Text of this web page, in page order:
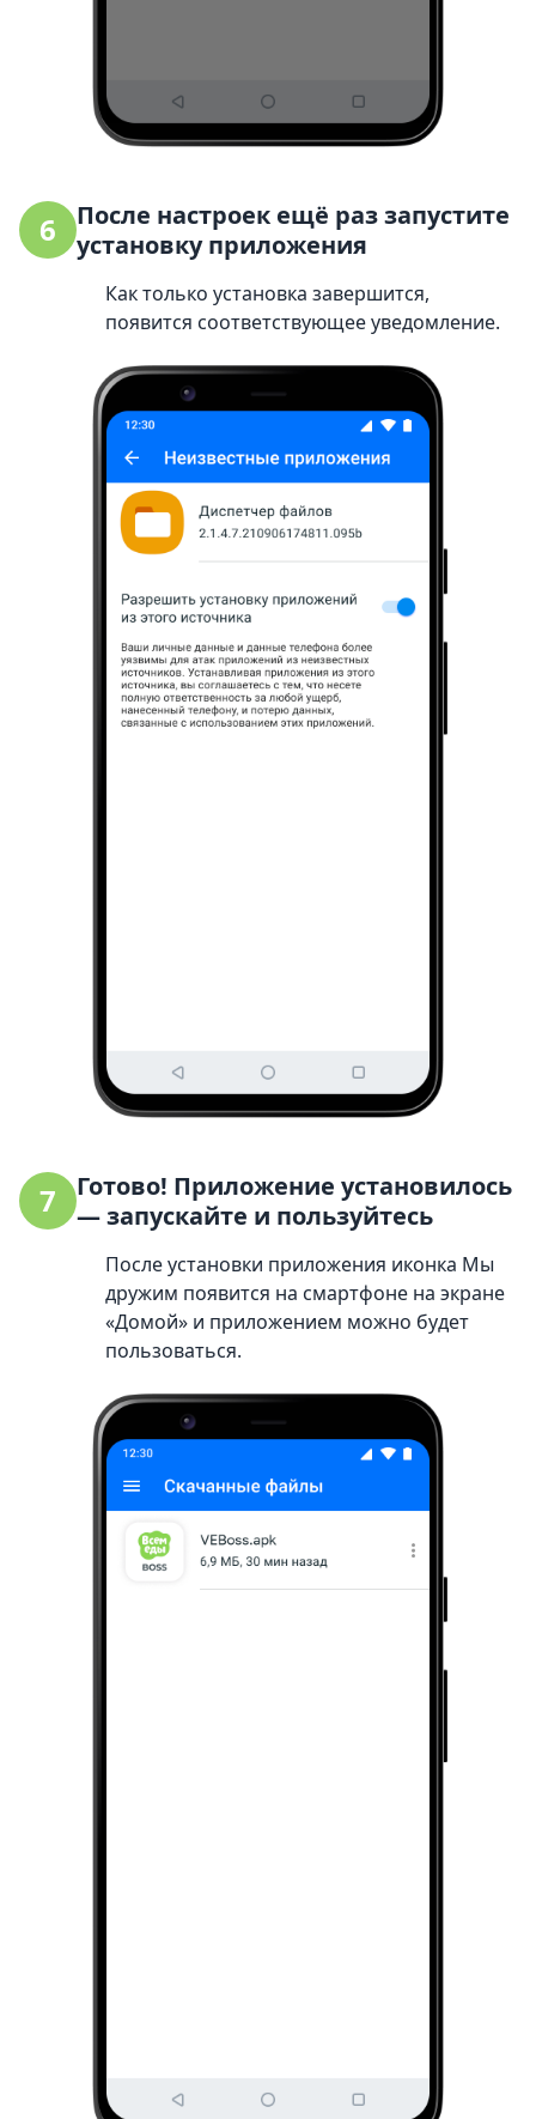
6
После настроек ещё раз запустите
установку приложения
Как только установка завершится,
появится соответствующее уведомление.
7
Готово! Приложение установилось
— запускайте и пользуйтесь
После установки приложения иконка Мы
дружим появится на смартфоне на экране
«Домой» и приложением можно будет
пользоваться.